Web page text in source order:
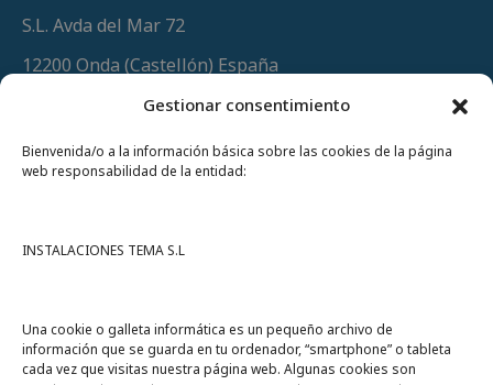
Gestionar consentimiento
Bienvenida/o a la información básica sobre las cookies de la página
web responsabilidad de la entidad:
INSTALACIONES TEMA S.L
Una cookie o galleta informática es un pequeño archivo de
información que se guarda en tu ordenador, “smartphone” o tableta
cada vez que visitas nuestra página web. Algunas cookies son
S.L. Avda del Mar 72
12200 Onda (Castellón) España
(+34) 964 60 34 34
Urgencias y whatsapp649 406 493